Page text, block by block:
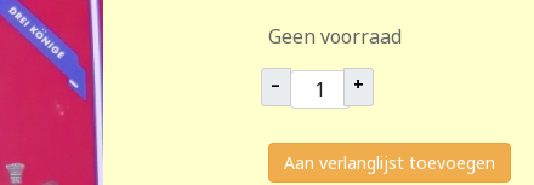
Geen voorraad
– +
Aan verlanglijst toevoegen